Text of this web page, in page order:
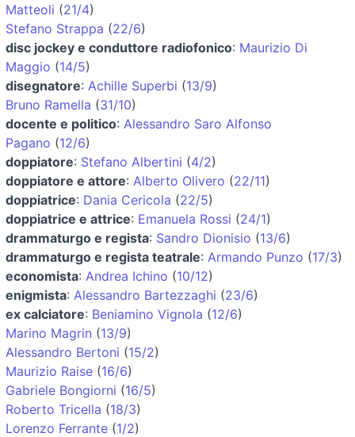
Matteoli (21/4)
Stefano Strappa (22/6)
disc jockey e conduttore radiofonico: Maurizio Di
Maggio (14/5)
disegnatore: Achille Superbi (13/9)
Bruno Ramella (31/10)
docente e politico: Alessandro Saro Alfonso
Pagano (12/6)
doppiatore: Stefano Albertini (4/2)
doppiatore e attore: Alberto Olivero (22/11)
doppiatrice: Dania Cericola (22/5)
doppiatrice e attrice: Emanuela Rossi (24/1)
drammaturgo e regista: Sandro Dionisio (13/6)
drammaturgo e regista teatrale: Armando Punzo (17/3)
economista: Andrea Ichino (10/12)
enigmista: Alessandro Bartezzaghi (23/6)
ex calciatore: Beniamino Vignola (12/6)
Marino Magrin (13/9)
Alessandro Bertoni (15/2)
Maurizio Raise (16/6)
Gabriele Bongiorni (16/5)
Roberto Tricella (18/3)
Lorenzo Ferrante (1/2)